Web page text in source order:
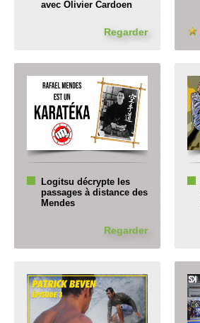
avec Olivier Cardoen
Regarder
Logitsu décrypte les
passages à distance des
Mendes
Regarder